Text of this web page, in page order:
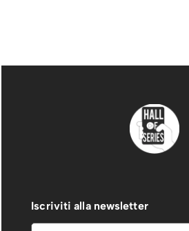
Iscriviti alla newsletter